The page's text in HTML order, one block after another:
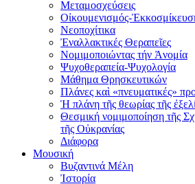
Μεταμοσχεύσεις
Οἰκουμενισμός-
Νεοποχίτικα
Ἐναλλακτικές Θεραπεῖες
Νομιμοποιώντας τήν Ἀνομία
Ψυχοθεραπεία-Ψυχολογία
Μάθημα Θρησκευτικών
Πλάνες καὶ «πνευματικές»
Ἡ πλάνη τῆς θεωρίας τῆς
Θεσμική νομιμοποίηση τῆς
τῆς Οὐκρανίας
Διάφορα
Μουσική
Βυζαντινά Μέλη
Ἰστορία